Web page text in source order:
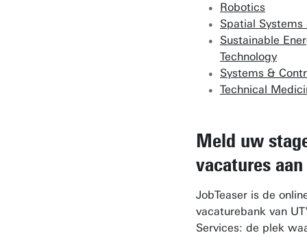
Robotics
Spatial Systems
Sustainable
Technology
Systems &
Technical
Meld uw
vacatures aan
JobTeaser is de
vacaturebank van
Services: de plek